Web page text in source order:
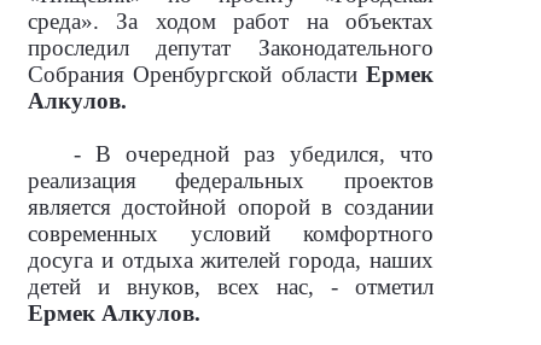
среда». За ходом работ на объектах
проследил депутат Законодательного
Собрания Оренбургской области Ермек
Алкулов.
- В очередной раз убедился, что
реализация федеральных проектов
является достойной опорой в создании
современных условий комфортного
досуга и отдыха жителей города, наших
детей и внуков, всех нас, - отметил
Ермек Алкулов.